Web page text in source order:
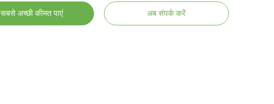
सबसे अच्छी कीमत पाएं अब संपर्क करें